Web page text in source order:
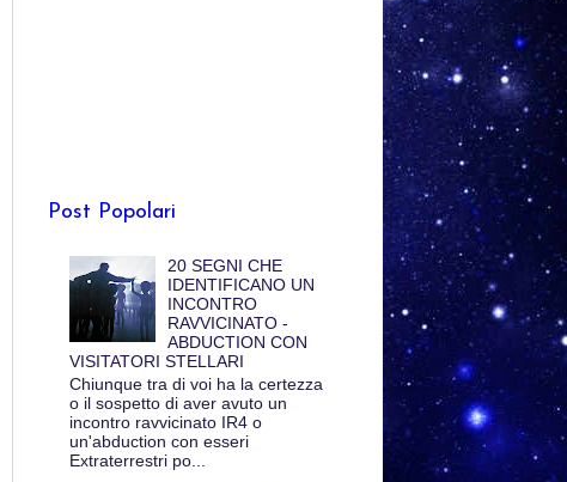
Post Popolari
20 SEGNI CHE
IDENTIFICANO UN
INCONTRO
RAVVICINATO -
ABDUCTION CON
VISITATORI STELLARI
Chiunque tra di voi ha la certezza
o il sospetto di aver avuto un
incontro ravvicinato IR4 o
un'abduction con esseri
Extraterrestri po...